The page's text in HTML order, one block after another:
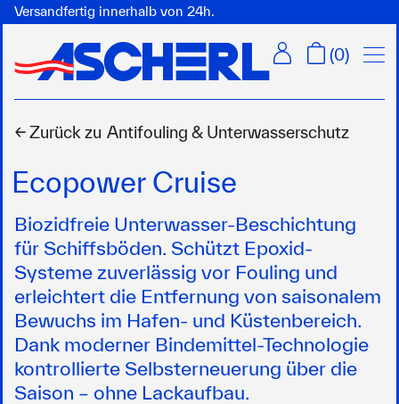
Versandfertig innerhalb von 24h.
(0)
← Zurück zu Antifouling & Unterwasserschutz
Ecopower Cruise
Biozidfreie Unterwasser-Beschichtung
für Schiffsböden. Schützt Epoxid-
Systeme zuverlässig vor Fouling und
erleichtert die Entfernung von saisonalem
Bewuchs im Hafen- und Küstenbereich.
Dank moderner Bindemittel-Technologie
kontrollierte Selbsterneuerung über die
Saison – ohne Lackaufbau.